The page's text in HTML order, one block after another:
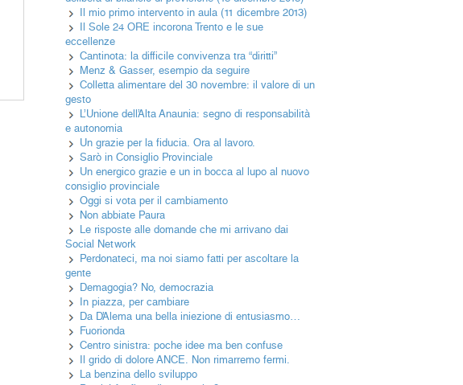
Il mio primo intervento in aula (11 dicembre 2013)
Il Sole 24 ORE incorona Trento e le sue
eccellenze
Cantinota: la difficile convivenza tra “diritti”
Menz & Gasser, esempio da seguire
Colletta alimentare del 30 novembre: il valore di un
gesto
L’Unione dell’Alta Anaunia: segno di responsabilità
e autonomia
Un grazie per la fiducia. Ora al lavoro.
Sarò in Consiglio Provinciale
Un energico grazie e un in bocca al lupo al nuovo
consiglio provinciale
Oggi si vota per il cambiamento
Non abbiate Paura
Le risposte alle domande che mi arrivano dai
Social Network
Perdonateci, ma noi siamo fatti per ascoltare la
gente
Demagogia? No, democrazia
In piazza, per cambiare
Da D’Alema una bella iniezione di entusiasmo…
Fuorionda
Centro sinistra: poche idee ma ben confuse
Il grido di dolore ANCE. Non rimarremo fermi.
La benzina dello sviluppo